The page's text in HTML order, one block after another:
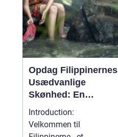
Opdag Filippinernes
Usædvanlige
Skønhed: En
Dybdegående
Rejseguide til
Filippinerne
Introduction:
Velkommen til